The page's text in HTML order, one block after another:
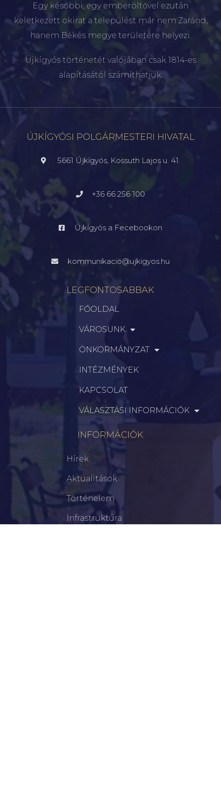
Egy későbbi, egy emberöltővel ezután
keletkezett okirat a települést már nem Zaránd,
hanem Békés megye területére helyezi.
Újkígyós történetét valójában csak 1814-es
alapításától számíthatjuk.
ÚJKÍGYÓSI POLGÁRMESTERI HIVATAL
5661 Újkígyós, Kossuth Lajos u. 41.
+36 66 256 100
Újkígyós a Fecebookon
kommunikacio@ujkigyos.hu
LEGFONTOSABBAK
FŐOLDAL
VÁROSUNK
ÖNKORMÁNYZAT
INTÉZMÉNYEK
KAPCSOLAT
VÁLASZTÁSI INFORMÁCIÓK
INFORMÁCIÓK
Hírek
Aktualitások
Történelem
Infrastruktúra